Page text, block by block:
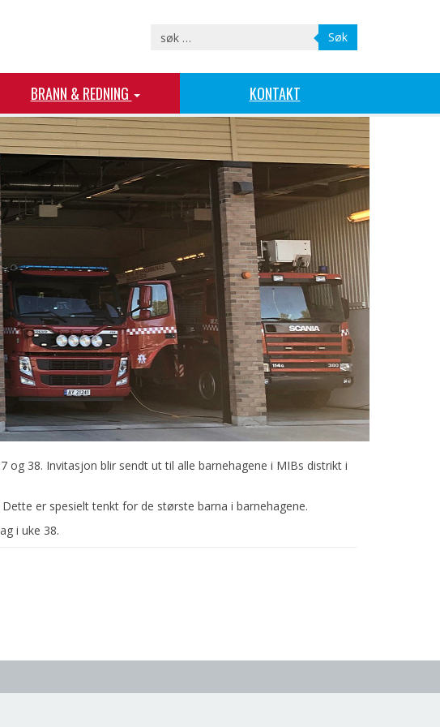
Søk
BRANN & REDNING KONTAKT
38. Invitasjon blir sendt ut til alle barnehagene i MIBs distrikt i
er spesielt tenkt for de største barna i barnehagene.
i uke 38.